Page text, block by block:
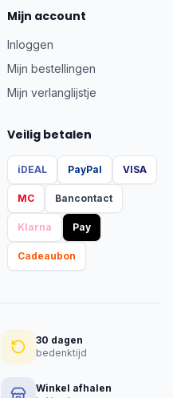
Mijn account
Inloggen
Mijn bestellingen
Mijn verlanglijstje
Veilig betalen
iDEAL PayPal VISA
MC Bancontact
Klarna Pay
Cadeaubon
30 dagen
bedenktijd
Winkel afhalen